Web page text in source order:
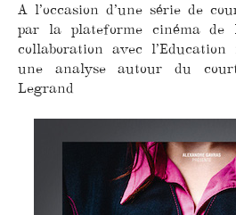
A l’occasion d’une série de
par la plateforme cinéma de
collaboration avec
une analyse autour du
Legrand